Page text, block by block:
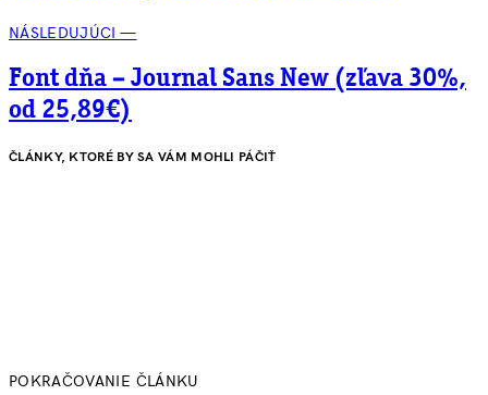
NÁSLEDUJÚCI —
Font dňa – Journal Sans New (zľava 30%,
od 25,89€)
ČLÁNKY, KTORÉ BY SA VÁM MOHLI PÁČIŤ
POKRAČOVANIE ČLÁNKU